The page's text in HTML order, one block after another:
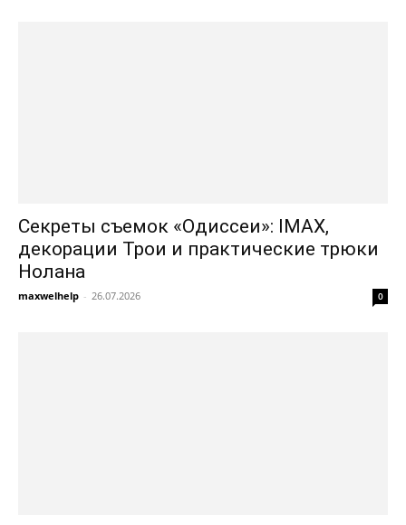
Секреты съемок «Одиссеи»: IMAX,
декорации Трои и практические трюки
Нолана
maxwelhelp - 26.07.2026 0